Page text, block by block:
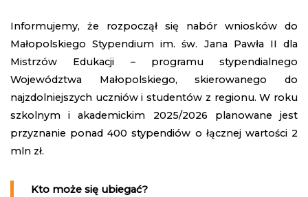
Informujemy, że rozpoczął się nabór wniosków do
Małopolskiego Stypendium im. św. Jana Pawła II dla
Mistrzów Edukacji – programu stypendialnego
Województwa Małopolskiego, skierowanego do
najzdolniejszych uczniów i studentów z regionu. W roku
szkolnym i akademickim 2025/2026 planowane jest
przyznanie ponad 400 stypendiów o łącznej wartości 2
mln zł.
Kto może się ubiegać?